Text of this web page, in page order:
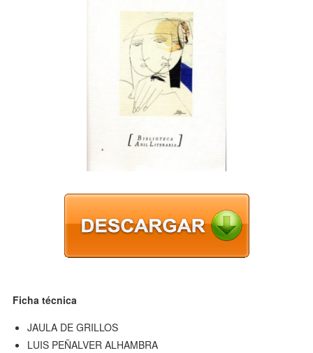
Ficha técnica
JAULA DE GRILLOS
LUIS PEÑALVER ALHAMBRA